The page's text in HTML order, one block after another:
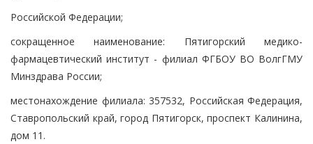
Российской Федерации;
сокращенное наименование: Пятигорский медико-
фармацевтический институт - филиал ФГБОУ ВО ВолгГМУ
Минздрава России;
местонахождение филиала: 357532, Российская Федерация,
Ставропольский край, город Пятигорск, проспект Калинина,
дом 11.